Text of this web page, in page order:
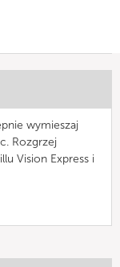
wymieszaj
Rozgrzej
Vision Express i